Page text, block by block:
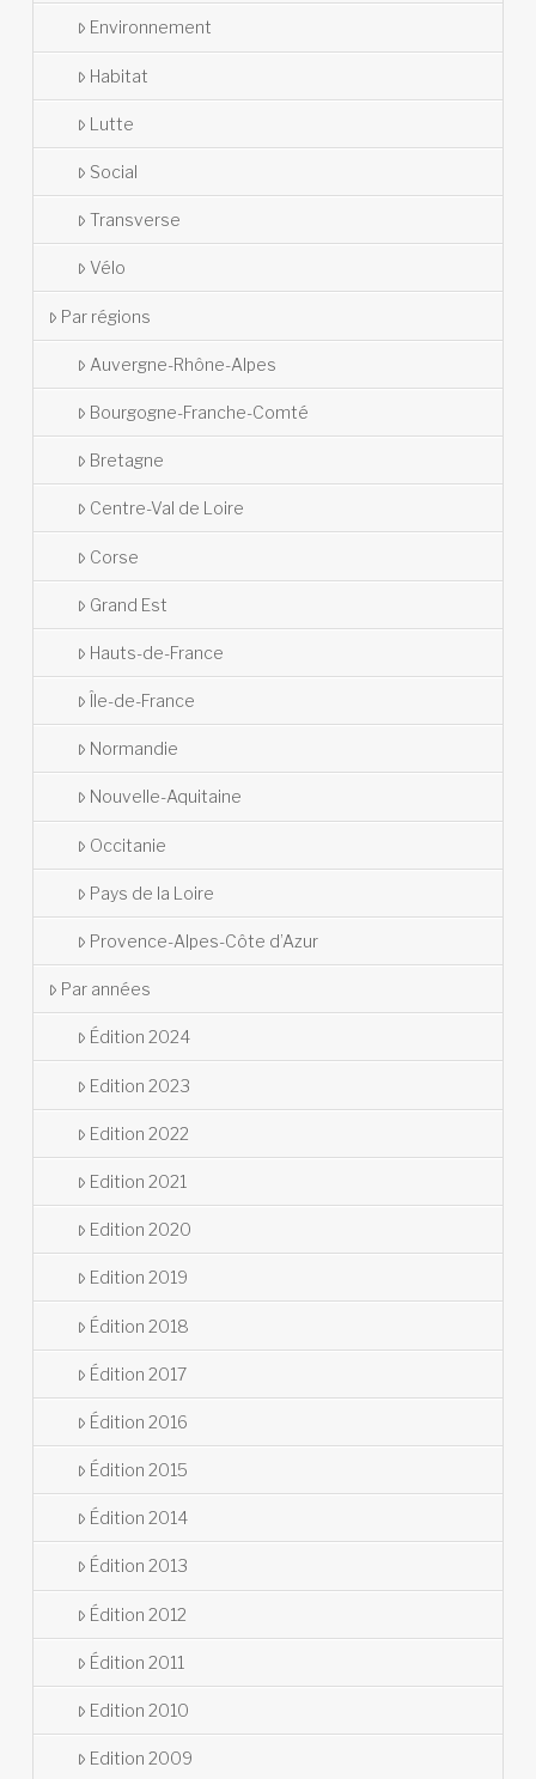
Environnement
Habitat
Lutte
Social
Transverse
Vélo
Par régions
Auvergne-Rhône-Alpes
Bourgogne-Franche-Comté
Bretagne
Centre-Val de Loire
Corse
Grand Est
Hauts-de-France
Île-de-France
Normandie
Nouvelle-Aquitaine
Occitanie
Pays de la Loire
Provence-Alpes-Côte d’Azur
Par années
Édition 2024
Edition 2023
Edition 2022
Edition 2021
Edition 2020
Edition 2019
Édition 2018
Édition 2017
Édition 2016
Édition 2015
Édition 2014
Édition 2013
Édition 2012
Édition 2011
Edition 2010
Edition 2009